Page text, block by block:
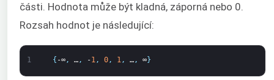
části. Hodnota může být kladná, záporná nebo 0.
Rozsah hodnot je následující:
1 { -∞, …, -1, 0, 1, …, ∞}